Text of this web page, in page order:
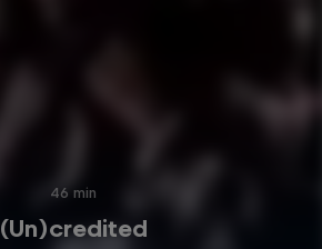
46 min
(Un)credited